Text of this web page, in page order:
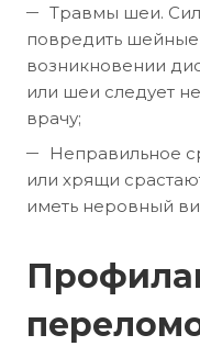
Травмы шеи.
повредить
возникновении
или шеи следует
врачу;
Неправильное
или хрящи
иметь неровный